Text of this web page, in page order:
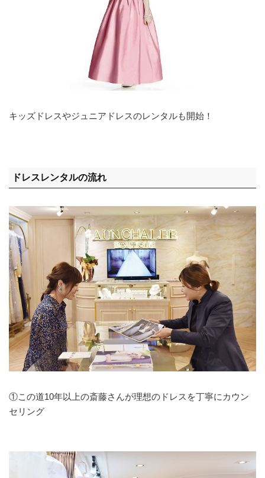
キッズドレスやジュニアドレスのレンタルも開始！
ドレスレンタルの流れ
①この道10年以上の斎藤さんが理想のドレスを丁寧にカウン
セリング